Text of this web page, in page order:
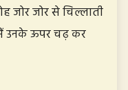
जोर जोर से चिल्लाती
उनके ऊपर चढ़ कर